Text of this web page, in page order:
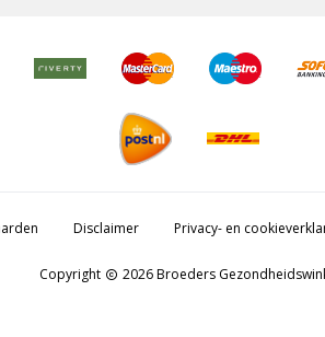
Disclaimer Privacy- en
Copyright copyright 2026 Broeders